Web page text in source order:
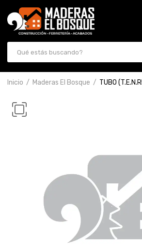
Inicio Maderas El Bosque TUBO